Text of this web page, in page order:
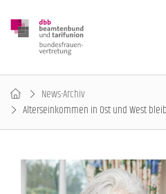
News-Archiv
Alterseinkommen in Ost und West